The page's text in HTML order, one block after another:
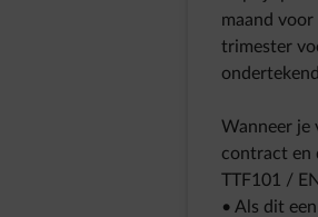
maand
trimester
Wanneer je
contract en
TTF101 /
• Als dit